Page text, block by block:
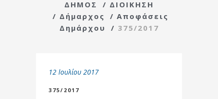
ΔΗΜΟΣ / ΔΙΟΙΚΗΣΗ
/ Δήμαρχος / Αποφάσεις
Δημάρχου
/ 375/2017
12 Ιουλίου 2017
375/2017